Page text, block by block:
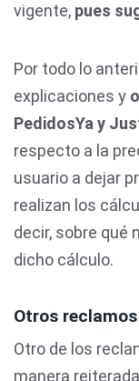
vigente, pues
Por todo lo
explicaciones y
PedidosYa y
respecto a la
usuario a dejar
realizan los
decir, sobre qué
dicho cálculo.
Otros
Otro de los
manera